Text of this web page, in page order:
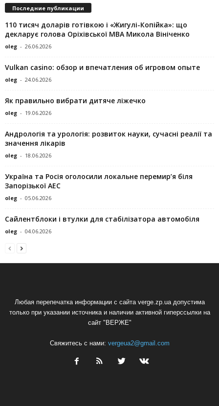
Последние публикации
110 тисяч доларів готівкою і «Жигулі-Копійка»: що
декларує голова Оріхівської МВА Микола Вініченко
oleg - 26.06.2026
Vulkan casino: обзор и впечатления об игровом опыте
oleg - 24.06.2026
Як правильно вибрати дитяче ліжечко
oleg - 19.06.2026
Андрологія та урологія: розвиток науки, сучасні реалії та
значення лікарів
oleg - 18.06.2026
Україна та Росія оголосили локальне перемир’я біля
Запорізької АЕС
oleg - 05.06.2026
Сайлентблоки і втулки для стабілізатора автомобіля
oleg - 04.06.2026
Любая перепечатка информации с сайта verge.zp.ua допустима
только при указании источника и наличии активной гиперссылки на
сайт "ВЕРЖЕ"
Свяжитесь с нами: vergeua2@gmail.com